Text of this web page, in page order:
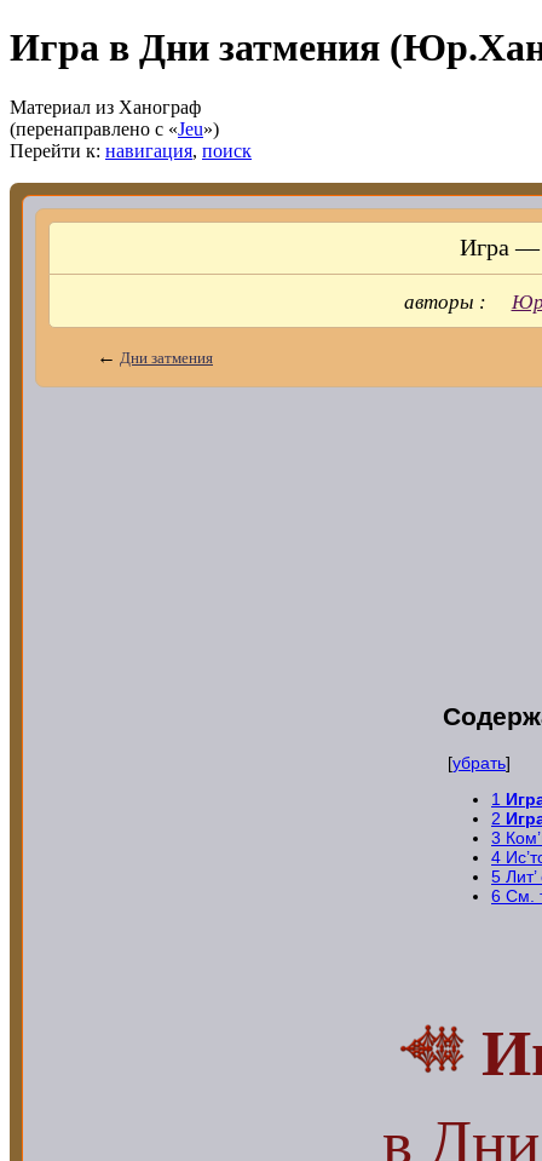
Игра в Дни затмения
Материал из Ханограф
(перенаправлено с «Jeu»)
Перейти к: навигация, поиск
Игра
авторы :
← Дни затмения
[убрать]
1
2
3
4
5
6 См.
в